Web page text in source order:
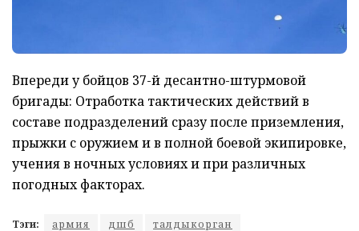
Впереди у бойцов 37-й десантно-штурмовой
бригады: Отработка тактических действий в
составе подразделений сразу после приземления,
прыжки с оружием и в полной боевой экипировке,
учения в ночных условиях и при различных
погодных факторах.
Тэги: армия дшб талдыкорган